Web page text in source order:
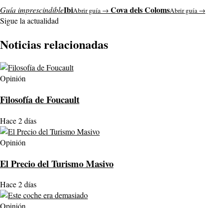
Guía imprescindibleIbiAbrir guía → Cova dels ColomsAbrir guía →
Sigue la actualidad
Noticias relacionadas
Opinión
Filosofía de Foucault
Hace 2 días
Opinión
El Precio del Turismo Masivo
Hace 2 días